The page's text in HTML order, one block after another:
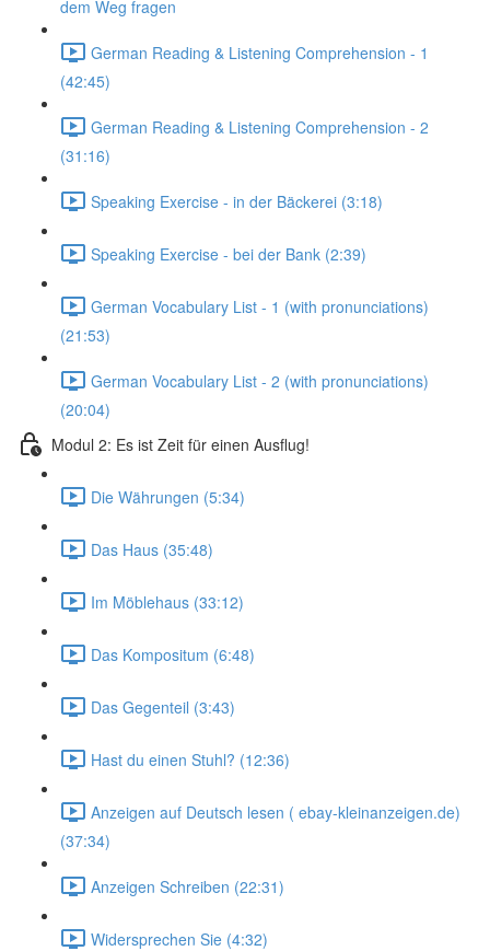
dem Weg fragen
German Reading & Listening Comprehension - 1
(42:45)
German Reading & Listening Comprehension - 2
(31:16)
Speaking Exercise - in der Bäckerei (3:18)
Speaking Exercise - bei der Bank (2:39)
German Vocabulary List - 1 (with pronunciations)
(21:53)
German Vocabulary List - 2 (with pronunciations)
(20:04)
Modul 2: Es ist Zeit für einen Ausflug!
Die Währungen (5:34)
Das Haus (35:48)
Im Möblehaus (33:12)
Das Kompositum (6:48)
Das Gegenteil (3:43)
Hast du einen Stuhl? (12:36)
Anzeigen auf Deutsch lesen ( ebay-kleinanzeigen.de)
(37:34)
Anzeigen Schreiben (22:31)
Widersprechen Sie (4:32)